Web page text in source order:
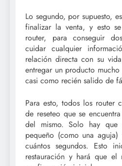
Lo segundo, por supuesto,
finalizar la venta, y esto
router, para conseguir
cuidar cualquier
relación directa con su
entregar un producto
casi como recién salido de
Para esto, todos los router
de reseteo que se
del mismo. Solo hay que
pequeño (como una
cuántos segundos. Esto
restauración y hará que el